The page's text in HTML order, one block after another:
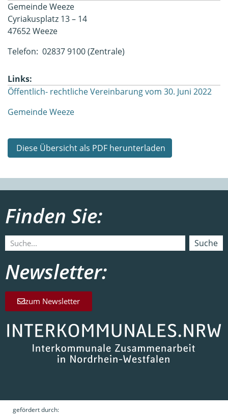
Gemeinde Weeze
Cyriakusplatz 13 – 14
47652 Weeze
Telefon: 02837 9100 (Zentrale)
Links:
Öffentlich- rechtliche Vereinbarung vom 30. Juni 2022
Gemeinde Weeze
Diese Übersicht als PDF herunterladen
Finden Sie:
Suche
Newsletter:
zum Newsletter
gefördert durch: